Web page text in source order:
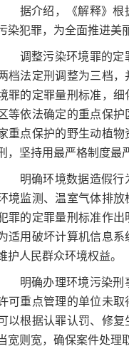
据介绍，《解释》根据
染犯罪，为全面推进美
调整污染环境罪的定罪
档法定刑调整为三档
罪的定罪量刑标准，
等依法确定的重点保
重点保护的野生动植
，坚持用最严格制度最
明确环境数据造假行为
境监测、温室气体排
罪的定罪量刑标准作
适用破坏计算机信息系
护人民群众环境权益。
明确办理环境污染刑事
可重点管理的单位未取
以根据认罪认罚、修
宽则宽，确保案件处理